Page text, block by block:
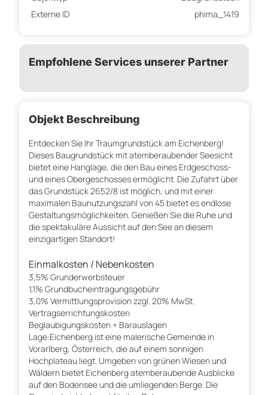
Externe ID
phima_1419
Empfohlene Services unserer Partner
Objekt Beschreibung
Entdecken Sie Ihr Traumgrundstück am Eichenberg!
Dieses Baugrundstück mit atemberaubender Seesicht
bietet eine Hanglage, die den Bau eines Erdgeschoss-
und eines Obergeschosses ermöglicht. Die Zufahrt über
das Grundstück 2652/8 ist möglich, und mit einer
maximalen Baunutzungszahl von 45 bietet es endlose
Gestaltungsmöglichkeiten. Genießen Sie die Ruhe und
die spektakuläre Aussicht auf den See an diesem
einzigartigen Standort!
Einmalkosten / Nebenkosten
3,5% Grunderwerbsteuer
1,1% Grundbucheintragungsgebühr
3,0% Vermittlungsprovision zzgl. 20% MwSt.
Vertragserrichtungskosten
Beglaubigungskosten + Barauslagen
Lage:Eichenberg ist eine malerische Gemeinde in
Vorarlberg, Österreich, die auf einem sonnigen
Hochplateau liegt. Umgeben von grünen Wiesen und
Wäldern bietet Eichenberg atemberaubende Ausblicke
auf den Bodensee und die umliegenden Berge. Die